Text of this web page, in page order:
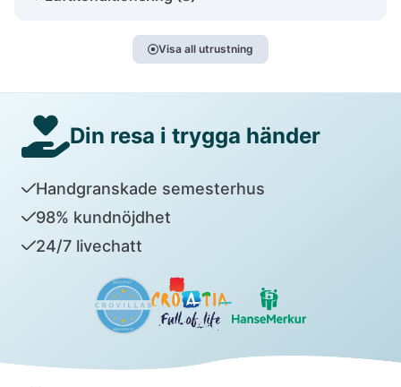
Visa all utrustning
Din resa i trygga händer
Handgranskade semesterhus
98% kundnöjdhet
24/7 livechatt